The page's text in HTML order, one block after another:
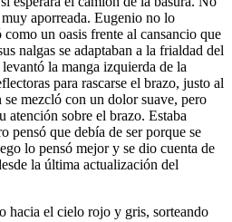
aporreada. Eugenio no lo
un oasis frente al cansancio que
nalgas se adaptaban a la frialdad del
la manga izquierda de la
para rascarse el brazo, justo al
mezcló con un dolor suave, pero
atención sobre el brazo. Estaba
pensó que debía de ser porque se
lo pensó mejor y se dio cuenta de
la última actualización del
hacia el cielo rojo y gris, sorteando